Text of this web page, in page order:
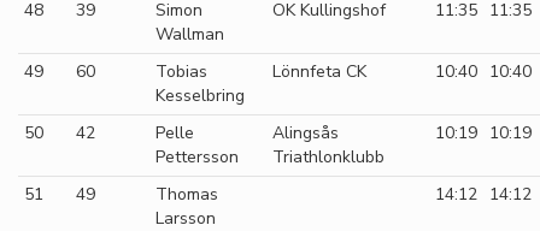
48
39
Simon
Wallman
OK Kullingshof 11:35 11:35
49 60
Tobias
Kesselbring
Lönnfeta CK 10:40 10:40
50 42
Pelle
Pettersson
Alingsås
Triathlonklubb
10:19 10:19
51 49
Thomas
Larsson
14:12 14:12